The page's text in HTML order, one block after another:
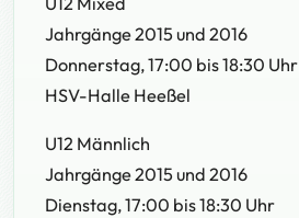
Jahrgänge 2015 und 2016
Donnerstag, 17:00 bis 18:30 Uhr
HSV-Halle Heeßel
U12 Männlich
Jahrgänge 2015 und 2016
Dienstag, 17:00 bis 18:30 Uhr